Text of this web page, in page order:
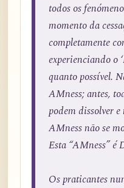
todos os
momento da
completamente
experienciando o
quanto possível.
AMness; antes,
podem dissolver
AMness não se
Esta “AMness” é
Os praticantes